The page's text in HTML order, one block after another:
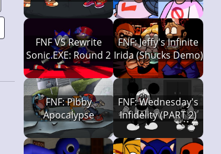
FIGHT
FNF VS Rewrite
Sonic.EXE: Round 2
FNF: Jeffy's Infinite
Irida (Shucks Demo)
FNF: Pibby
Apocalypse
FNF: Wednesday's
Infidelity (PART 2)